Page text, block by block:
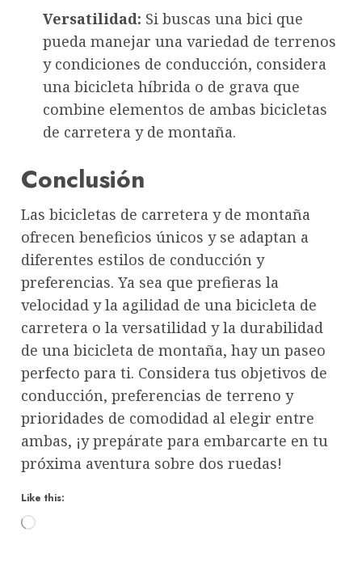
Versatilidad: Si buscas una bici que
pueda manejar una variedad de terrenos
y condiciones de conducción, considera
una bicicleta híbrida o de grava que
combine elementos de ambas bicicletas
de carretera y de montaña.
Conclusión
Las bicicletas de carretera y de montaña
ofrecen beneficios únicos y se adaptan a
diferentes estilos de conducción y
preferencias. Ya sea que prefieras la
velocidad y la agilidad de una bicicleta de
carretera o la versatilidad y la durabilidad
de una bicicleta de montaña, hay un paseo
perfecto para ti. Considera tus objetivos de
conducción, preferencias de terreno y
prioridades de comodidad al elegir entre
ambas, ¡y prepárate para embarcarte en tu
próxima aventura sobre dos ruedas!
Like this:
Loading…